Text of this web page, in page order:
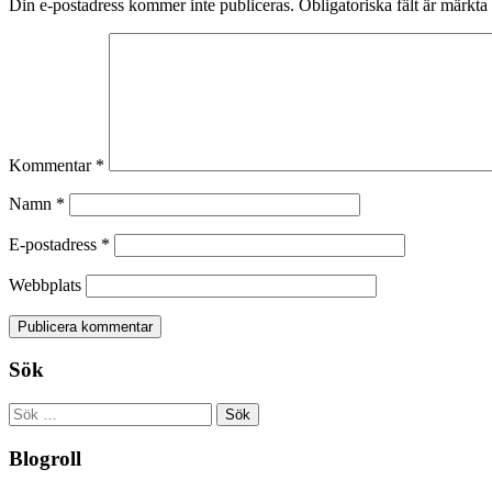
Din e-postadress kommer inte publiceras. Obligatoriska fält är märkta
Kommentar *
Namn *
E-postadress *
Webbplats
Sök
Sök
efter:
Blogroll